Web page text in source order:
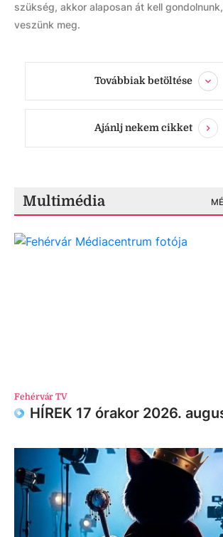
szükség, akkor alaposan át kell
veszünk meg.
Továbbiak betöltése
Ajánlj nekem cikket
Multimédia
Fehérvár TV
HÍREK 17 órakor 2026.